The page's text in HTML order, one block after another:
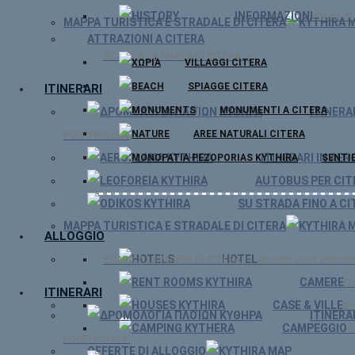
MAPPA TURISTICA E STRADALE DI CITERA
SCARICA LA MAPPA DI CITERA ⇨
ITINERARI
PORFYROUSA.
ITINERARI IN
AUTOBUS PER
SU STRADA FINO A
ALLOGGIO
HOTELAl mare e
CAMERE
CASE & VILLE
CAMPEGGIO
OFFERTE DI ALLOGGIO
INFORMAZIONI Storia di
ATTRAZIONI A CITERA
VILLAGGI CITERA
SPIAGGE CITERA
MONUMENTI A CITERA
AREE NATURALI CITERA
MAPPA TURISTICA E STRADALE DI CITERA
SCARICA LA MAPPA DI CITERA ⇨
ITINERARI
PORFYROUSA.